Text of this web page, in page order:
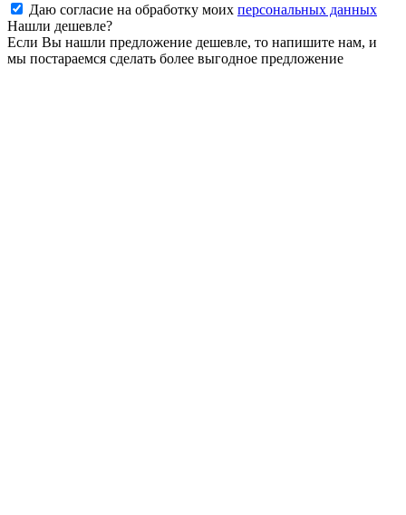
Даю согласие на обработку моих персональных данных
Нашли дешевле?
Если Вы нашли предложение дешевле, то напишите нам, и
мы постараемся сделать более выгодное предложение